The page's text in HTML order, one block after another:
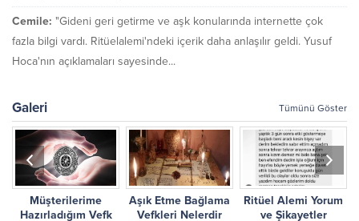
Cemile: "Gideni geri getirme ve aşk konularında internette çok
fazla bilgi vardı. Ritüelalemi'ndeki içerik daha anlaşılır geldi. Yusuf
Hoca'nın açıklamaları sayesinde...
Galeri Tümünü Göster
Müşterilerime
Hazırladığım Vefk
Aşık Etme Bağlama
Vefkleri Nelerdir
Ritüel Alemi Yorum
ve Şikayetler